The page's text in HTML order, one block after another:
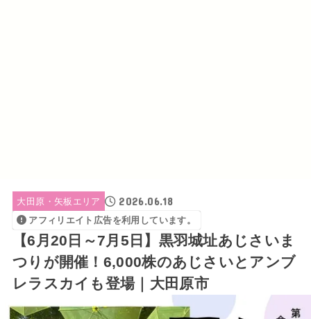
大田原・矢板エリア 2026.06.18
アフィリエイト広告を利用しています。
【6月20日～7月5日】黒羽城址あじさいま
つりが開催！6,000株のあじさいとアンブ
レラスカイも登場｜大田原市